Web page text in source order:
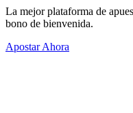
La mejor plataforma de
bono de bienvenida.
Apostar Ahora